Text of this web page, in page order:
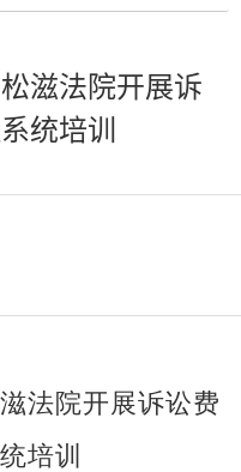
滋法院开展诉
统培训
法院开展诉讼费
培训